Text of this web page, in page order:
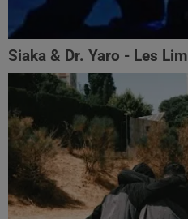
Siaka & Dr. Yaro - Les